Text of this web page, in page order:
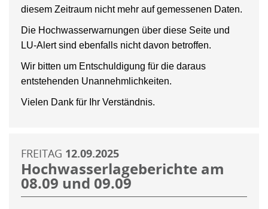
diesem Zeitraum nicht mehr auf gemessenen Daten.
Die Hochwasserwarnungen über diese Seite und
LU-Alert sind ebenfalls nicht davon betroffen.
Wir bitten um Entschuldigung für die daraus
entstehenden Unannehmlichkeiten.
Vielen Dank für Ihr Verständnis.
FREITAG 12.09.2025
Hochwasserlageberichte am
08.09 und 09.09